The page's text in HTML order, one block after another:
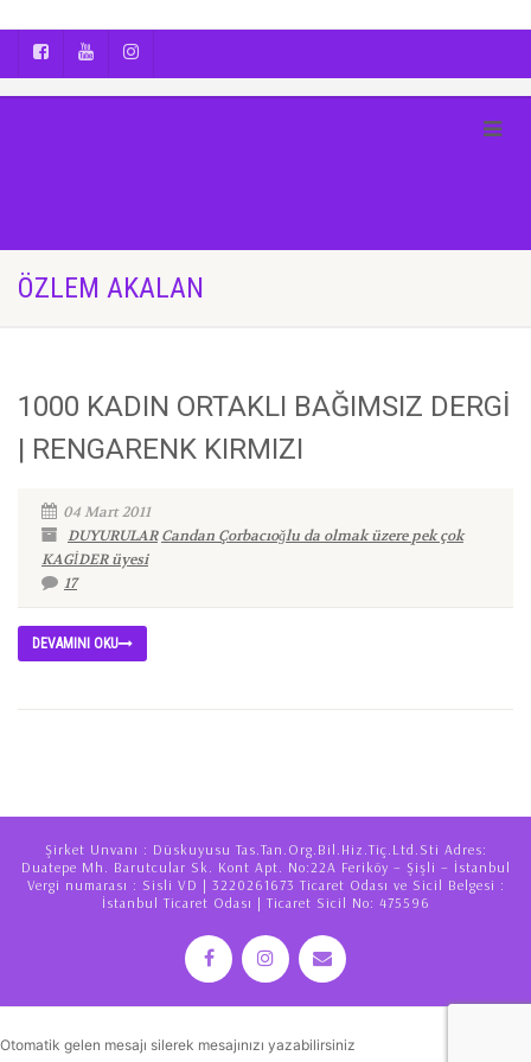
ÖZLEM AKALAN
1000 KADIN ORTAKLI BAĞIMSIZ DERGİ
| RENGARENK KIRMIZI
04 Mart 2011
DUYURULAR Candan Çorbacıoğlu da olmak üzere pek çok
KAGİDER üyesi
17
DEVAMINI OKU
Şirket Unvanı : Düskuyusu Tas.Tan.Org.Bil.Hiz.Tiç.Ltd.Sti Adres:
Duatepe Mh. Barutcular Sk. Kont Apt. No:22A Feriköy – Şişli – İstanbul
Vergi numarası : Sisli VD | 3220261673 Ticaret Odası ve Sicil Belgesi :
İstanbul Ticaret Odası | Ticaret Sicil No: 475596
Otomatik gelen mesajı silerek mesajınızı yazabilirsiniz